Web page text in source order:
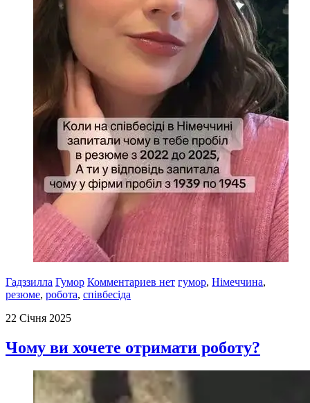
Гадззилла Гумор Комментариев нет гумор, Німеччина,
резюме, робота, співбесіда
22 Січня 2025
Чому ви хочете отримати роботу?